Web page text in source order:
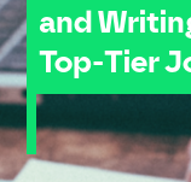
and
Top-Tier